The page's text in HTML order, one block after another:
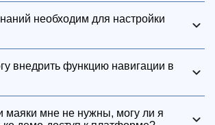
необходим для настройки
инструмент, которым может
внедрить функцию навигации в
описание процесса в нашем
маяки мне не нужны, могу ли я